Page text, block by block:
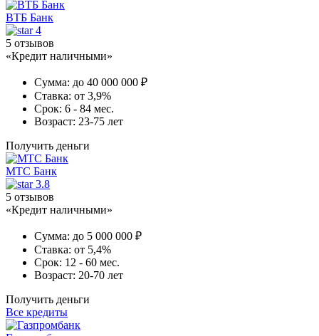
ВТБ Банк
4
5 отзывов
«Кредит наличными»
Сумма: до 40 000 000 ₽
Ставка: от 3,9%
Срок: 6 - 84 мес.
Возраст: 23-75 лет
Получить деньги
МТС Банк
3.8
5 отзывов
«Кредит наличными»
Сумма: до 5 000 000 ₽
Ставка: от 5,4%
Срок: 12 - 60 мес.
Возраст: 20-70 лет
Получить деньги
Все кредиты